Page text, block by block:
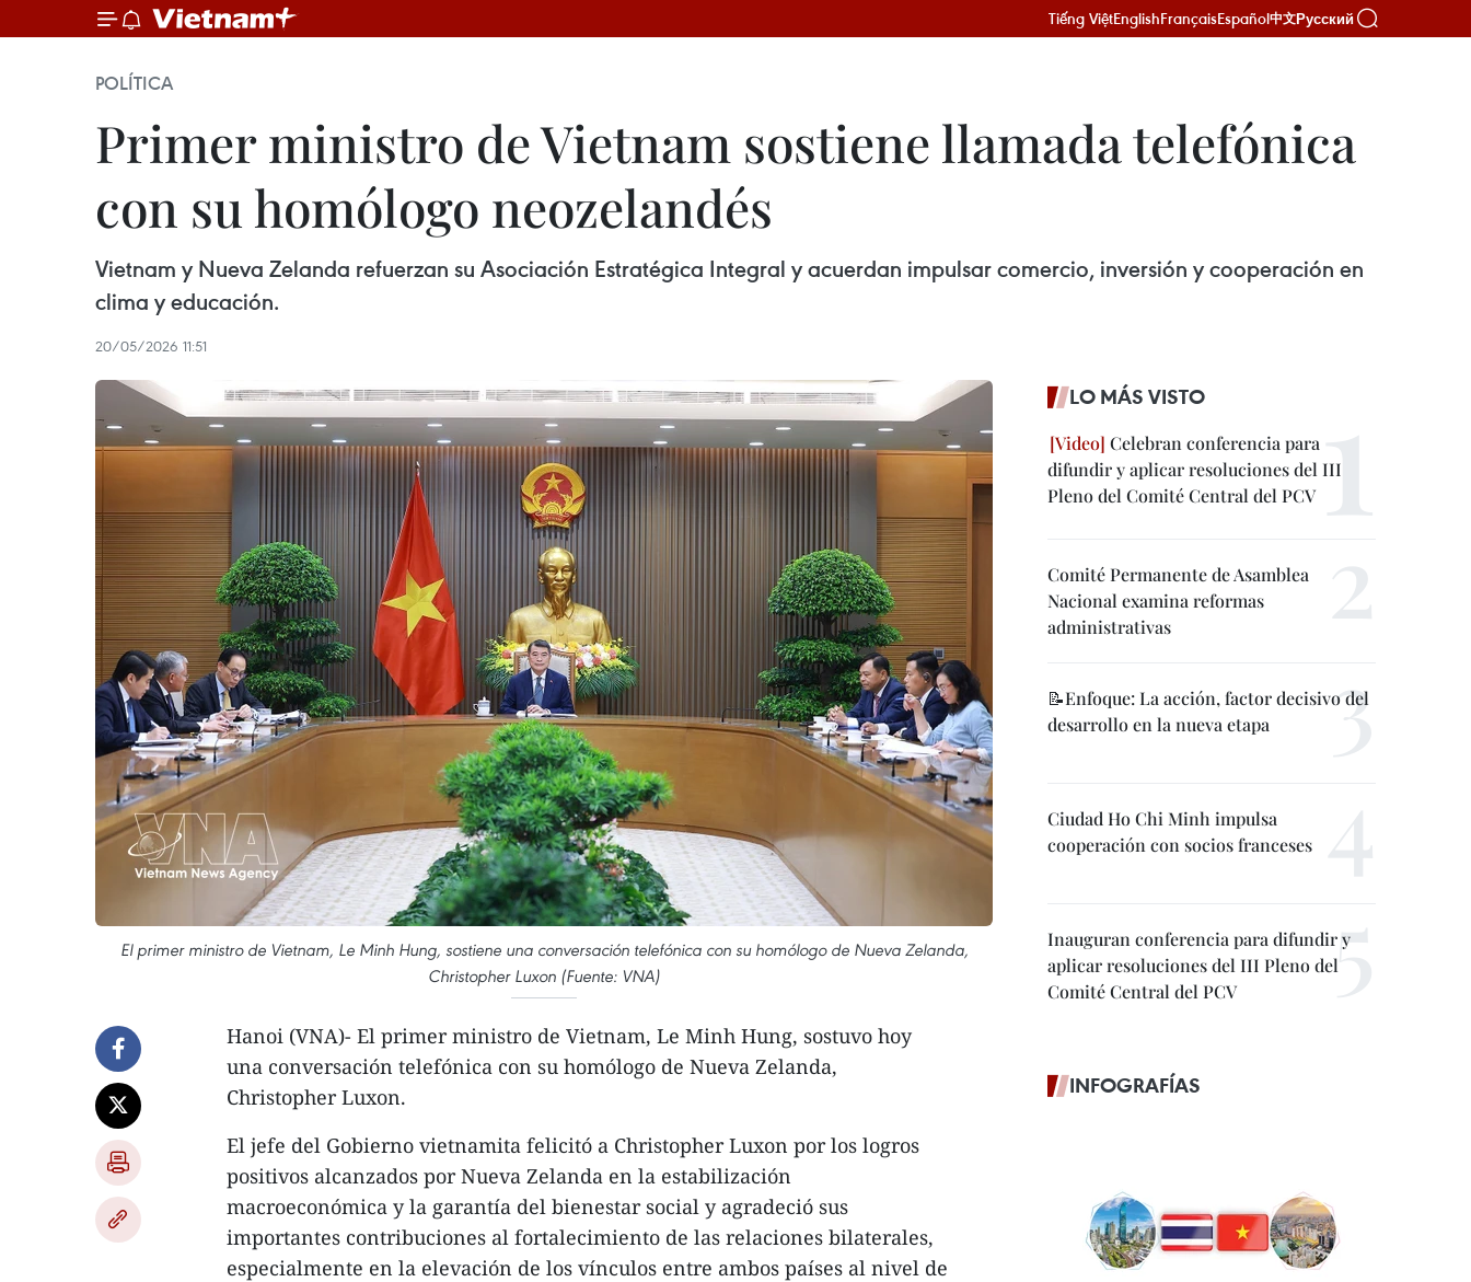
Tiếng ViệtEnglishFrançaisEspañol中文Русский
POLÍTICA
Primer ministro de Vietnam sostiene llamada telefónica
con su homólogo neozelandés
Vietnam y Nueva Zelanda refuerzan su Asociación Estratégica Integral y acuerdan impulsar comercio, inversión y cooperación en
clima y educación.
20/05/2026 11:51
El primer ministro de Vietnam, Le Minh Hung, sostiene una conversación telefónica con su homólogo de Nueva Zelanda,
Christopher Luxon (Fuente: VNA)
Hanoi (VNA)- El primer ministro de Vietnam, Le Minh Hung, sostuvo hoy
una conversación telefónica con su homólogo de Nueva Zelanda,
Christopher Luxon.
El jefe del Gobierno vietnamita felicitó a Christopher Luxon por los logros
positivos alcanzados por Nueva Zelanda en la estabilización
macroeconómica y la garantía del bienestar social y agradeció sus
importantes contribuciones al fortalecimiento de las relaciones bilaterales,
especialmente en la elevación de los vínculos entre ambos países al nivel de
LO MÁS VISTO
Celebran conferencia para
difundir y aplicar resoluciones del III
Pleno del Comité Central del PCV
Comité Permanente de Asamblea
Nacional examina reformas
administrativas
📝Enfoque: La acción, factor decisivo del
desarrollo en la nueva etapa
Ciudad Ho Chi Minh impulsa
cooperación con socios franceses
Inauguran conferencia para difundir y
aplicar resoluciones del III Pleno del
Comité Central del PCV
INFOGRAFÍAS